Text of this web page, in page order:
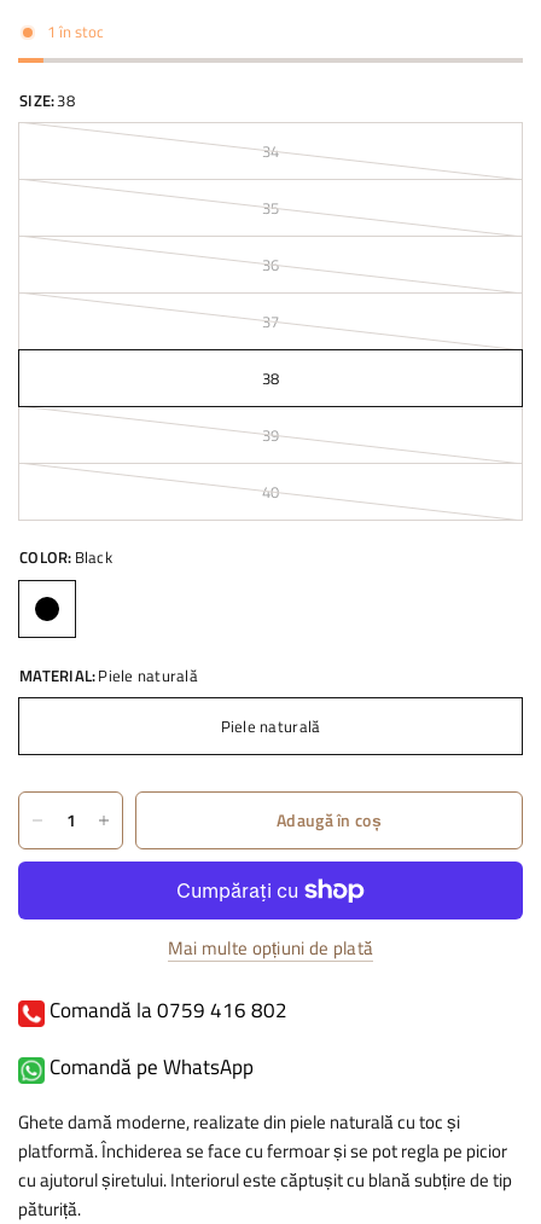
1 în stoc
SIZE:38
34
35
36
37
38
39
40
COLOR: Black
MATERIAL:Piele naturală
Piele naturală
Adaugă în coș
Mai multe opțiuni de plată
Comandă la 0759 416 802
Comandă pe WhatsApp
Ghete damă moderne, realizate din piele naturală cu toc și
platformă. Închiderea se face cu fermoar și se pot regla pe picior
cu ajutorul șiretului. Interiorul este căptușit cu blană subțire de tip
păturiță.